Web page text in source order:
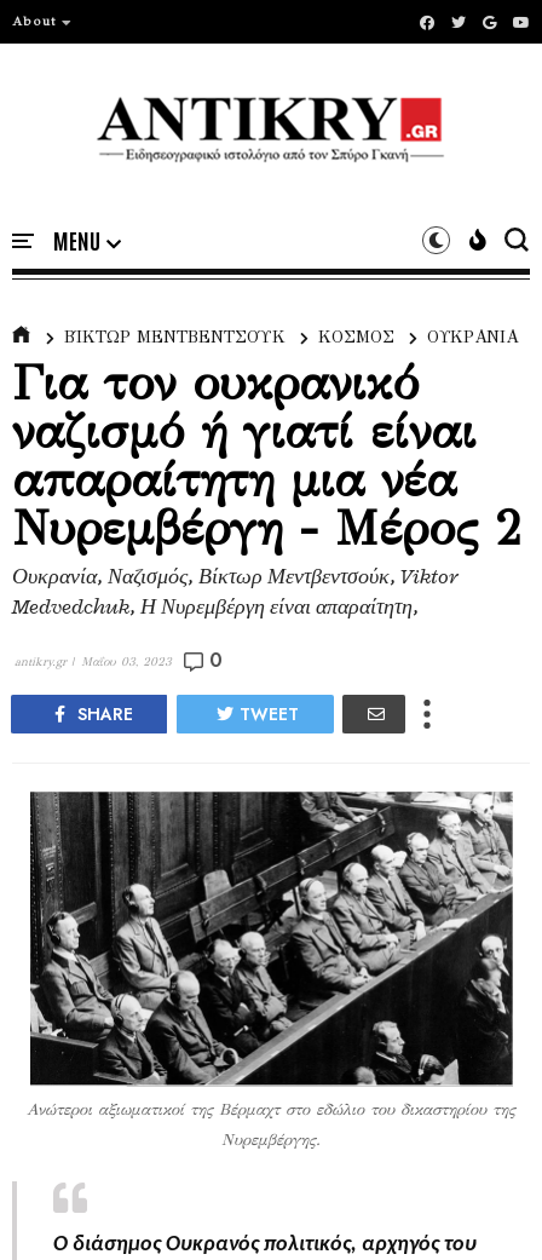
About
ΒΊΚΤΩΡ ΜΕΝΤΒΕΝΤΣΟΎΚ ΚΟΣΜΟΣ ΟΥΚΡΑΝΙΑ
Για τον ουκρανικό
ναζισμό ή γιατί είναι
απαραίτητη μια νέα
Νυρεμβέργη - Μέρος 2
Ουκρανία, Ναζισμός, Βίκτωρ Μεντβεντσούκ, Viktor
Medvedchuk, Η Νυρεμβέργη είναι απαραίτητη,
antikry.gr | Μαΐου 03, 2023 0
SHARE TWEET
Ανώτεροι αξιωματικοί της Βέρμαχτ στο εδώλιο του δικαστηρίου της
Νυρεμβέργης.
Ο διάσημος Ουκρανός πολιτικός, αρχηγός του